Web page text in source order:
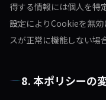
得する情報には個人を特
設定によりCookieを無
スが正常に機能しない場
8. 本ポリシーの